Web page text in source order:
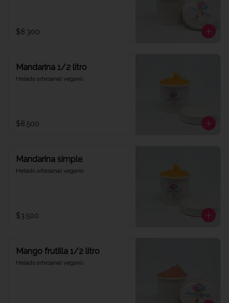
$8.300
Mandarina 1/2 litro
Helado artesanal vegano
$8.500
Mandarina simple
Helado artesanal vegano
$3.500
Mango frutilla 1/2 litro
Helado artesanal vegano